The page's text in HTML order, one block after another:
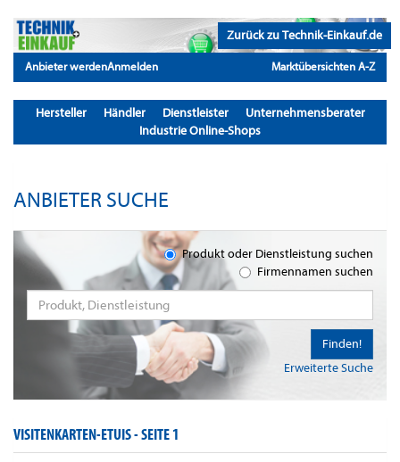
Zurück zu Technik-Einkauf.de
Anbieter werdenAnmelden Marktübersichten A-Z
Hersteller Händler Dienstleister
Unternehmensberater
Industrie Online-Shops
ANBIETER SUCHE
Produkt oder Dienstleistung suchen
Firmennamen suchen
Erweiterte Suche
Finden!
VISITENKARTEN-ETUIS -SEITE 1